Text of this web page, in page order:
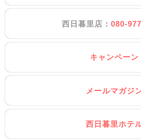
西日暮里店： 080-
キャンペーン
メールマガジ
西日暮里ホテ